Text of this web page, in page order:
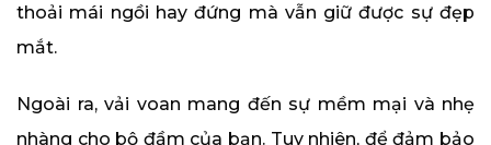
thoải mái ngồi hay đứng mà vẫn giữ được sự đẹp
mắt.
Ngoài ra, vải voan mang đến sự mềm mại và nhẹ
nhàng cho bộ đầm của bạn. Tuy nhiên, để đảm bảo